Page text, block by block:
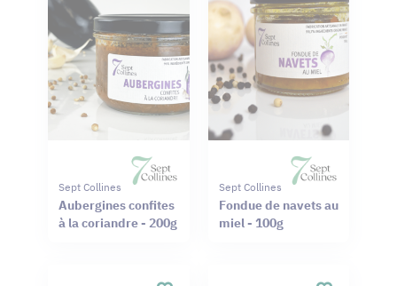
Sept Collines
Aubergines confites
à la coriandre - 200g
Sept Collines
Fondue de navets au
miel - 100g